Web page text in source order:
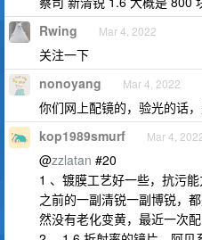
Rwing Mar 4, 2022
关注一下
nonoyang Mar 4, 2022
你们网上配镜的，验光的话
kop1989smurf Mar 4,
@zzlatan #20
1 、镀膜工艺好一些，抗污
之前的一副清锐一副博锐，
然没有老化变黄，最近一次配